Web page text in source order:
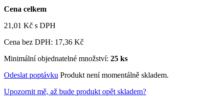
Cena celkem
21,01 Kč s DPH
Cena bez DPH: 17,36 Kč
Minimální objednatelné množství: 25 ks
Odeslat poptávku Produkt není momentálně skladem.
Upozornit mě, až bude produkt opět skladem?